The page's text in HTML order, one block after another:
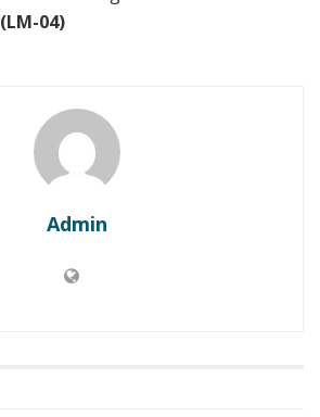
(LM-04)
Admin